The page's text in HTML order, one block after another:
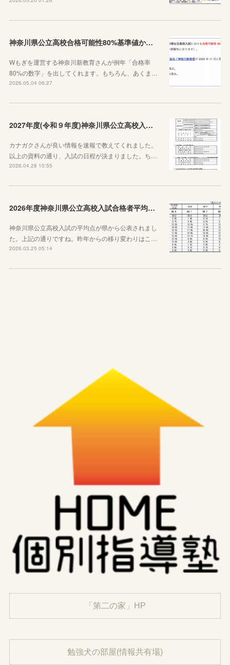
神奈川県公立高校合格可能性80%基準値からわかること
Wもぎを運営する神奈川新教育さんが例年「合格率
80%の数字」を出してくれます。もちろん、あくま…
2026.05.04 06:27
2027年度(令和９年度)神奈川県公立高校入試日程が決定しました！
カナガクさんが良い情報を速報で教えてくれました。
以上の資料の通り、入試の日程が決まりました。ち…
2026.04.28 10:55
2026年度神奈川県公立高校入試合格者平均点が公表されました
神奈川県公立高校入試の平均点が県から公表されまし
た。上記の通りですね。昨年からの移り変わりはこ…
2026.03.25 05:14
「第二の家」HP
勉強犬の部屋(情報共有場)